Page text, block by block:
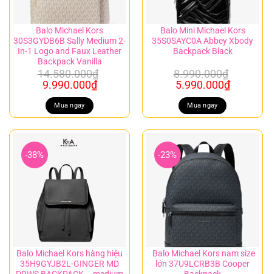
Balo Michael Kors
30S3GYDB6B Sally Medium 2-
In-1 Logo and Faux Leather
Backpack Vanilla
14.580.000₫
Giá
gốc
là:
14.580.000₫.
9.990.000₫Giá
là:
9.990.000₫.
Mua ngay
Balo Mini Michael Kors
35S0SAYC0A Abbey Xbody
Backpack Black
8.990.000₫
Giá
gốc
là:
8.990.000₫.
5.990.000₫Giá
là:
Mua ngay
-38%
Balo Michael Kors hàng hiệu
35H9GYJB2L-GINGER MD
-23%
Balo Michael Kors nam size
lớn 37U9LCRB3B Cooper